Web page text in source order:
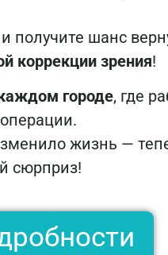
и получите шанс
коррекции зрения!
городе, где
жизнь —
сюрприз!